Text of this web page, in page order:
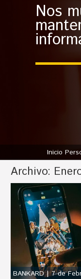
Nos
Inicio
Archivo:
BANKARD | 7 de